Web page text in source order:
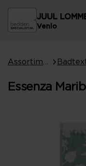
JUUL
Venlo
Essenza